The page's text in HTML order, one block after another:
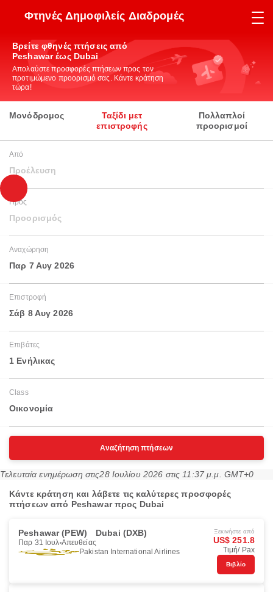
Φτηνές Δημοφιλείς Διαδρομές
Βρείτε φθηνές πτήσεις από
Peshawar έως Dubai
Απολαύστε προσφορές πτήσεων προς τον
προτιμώμενο προορισμό σας. Κάντε κράτηση
τώρα!
Μονόδρομος
Ταξίδι μετ
επιστροφής
Πολλαπλοί
προορισμοί
Από
Προέλευση
Προς
Προορισμός
Αναχώρηση
Παρ 7 Αυγ 2026
Επιστροφή
Σάβ 8 Αυγ 2026
Επιβάτες
1 Ενήλικας
Class
Οικονομία
Αναζήτηση πτήσεων
Τελευταία ενημέρωση στις28 Ιουλίου 2026 στις 11:37 μ.μ. GMT+0
Κάντε κράτηση και λάβετε τις καλύτερες προσφορές
πτήσεων από Peshawar προς Dubai
Peshawar (PEW) Dubai (DXB)
Παρ 31 Ιουλ Απευθείας
Pakistan International Airlines
Ξεκινήστε από
US$ 251.8
Τιμή/ Pax
Βιβλίο